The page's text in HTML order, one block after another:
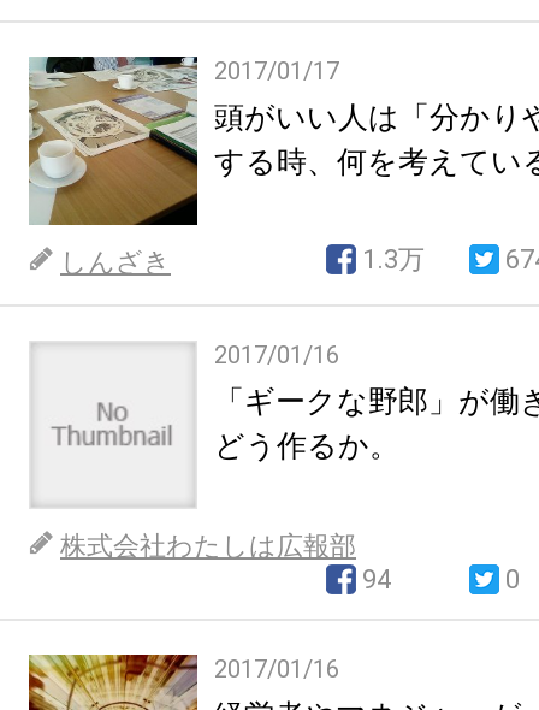
2017/01/17
頭がいい人は「分かり
する時、何を考えてい
しんざき 1.3万
2017/01/16
「ギークな野郎」が
どう作るか。
株式会社わたしは広報部
94
0
2017/01/16